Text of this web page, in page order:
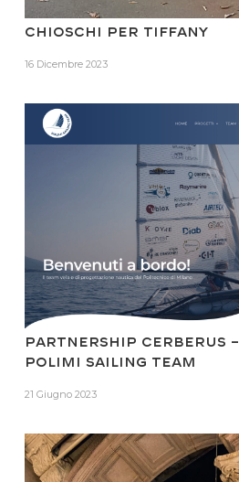
Chioschi per Tiffany
16 Dicembre 2023
Partnership CERBERUS –
POLIMI SAILING TEAM
21 Giugno 2023